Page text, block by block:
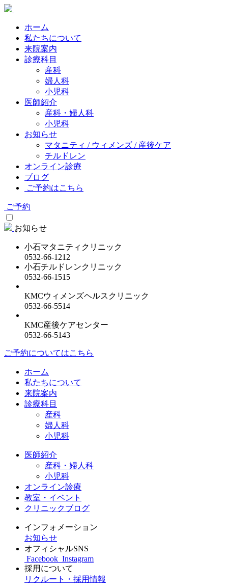
ホーム
私たちについて
来院案内
診療科目
産科
婦人科
小児科
医師紹介
産科・婦人科
小児科
お知らせ
マタニティ / ウィメンズ / 産後ケア
チルドレン
オンライン診療
ブログ
ご予約はこちら
ご予約
お知らせ
小石マタニティクリニック
0532-66-1212
小石チルドレンクリニック
0532-66-1515
KMCウィメンズヘルスクリニック
0532-66-5514
KMC産後ケアセンター
0532-66-5143
ご予約についてはこちら
ホーム
私たちについて
来院案内
診療科目
産科
婦人科
小児科
医師紹介
産科・婦人科
小児科
オンライン診療
教室・イベント
クリニックブログ
インフォメーション
お知らせ
オフィシャルSNS
Facebook Instagram
採用について
リクルート・採用情報